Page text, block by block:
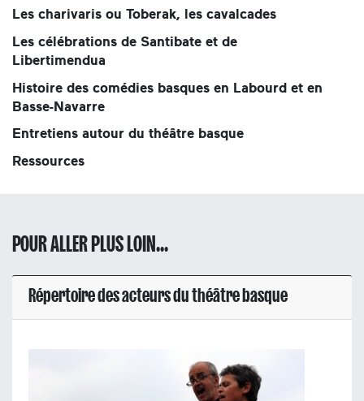
Les charivaris ou Toberak, les cavalcades
Les célébrations de Santibate et de
Libertimendua
Histoire des comédies basques en Labourd et en
Basse-Navarre
Entretiens autour du théâtre basque
Ressources
POUR ALLER PLUS LOIN...
Répertoire des acteurs du théâtre basque